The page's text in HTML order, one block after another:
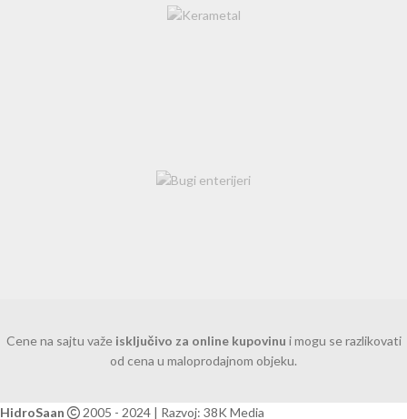
Cene na sajtu važe isključivo za online kupovinu i mogu se razlikovati
od cena u maloprodajnom objeku.
HidroSaan 2005 - 2024 | Razvoj: 38K Media